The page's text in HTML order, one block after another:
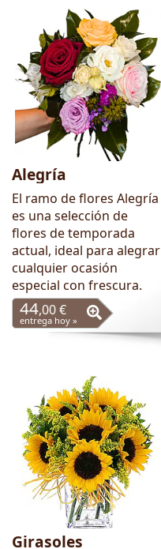
Alegría
El ramo de flores Alegría
es una selección de
flores de temporada
actual, ideal para alegrar
cualquier ocasión
especial con frescura.
44,00 €
entrega hoy »
Girasoles